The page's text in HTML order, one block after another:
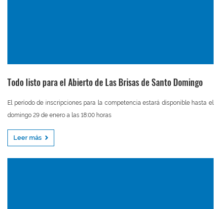
Todo listo para el Abierto de Las Brisas de Santo Domingo
El período de inscripciones para la competencia estará disponible hasta el
domingo 29 de enero a las 18:00 horas
Leer más